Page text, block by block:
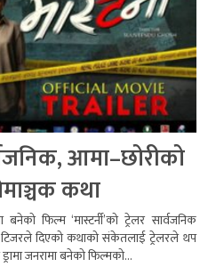
आमा–छोरीको
कथा
फिल्म ‘मास्टर्नी’को ट्रेलर सार्वजनिक
दिएको कथाको संकेतलाई ट्रेलरले थप
जनरामा बनेको फिल्मको...